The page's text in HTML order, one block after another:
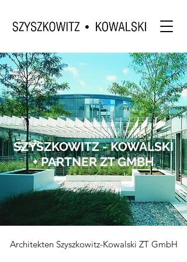
SZYSZKOWITZ - KOWALSKI
+ PARTNER ZT GMBH
Architekten Szyszkowitz-Kowalski ZT GmbH